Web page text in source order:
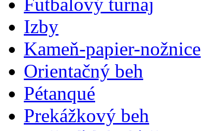
Izby
Kameň-papier-nožnice
Orientačný beh
Pétanqué
Prekážkový beh